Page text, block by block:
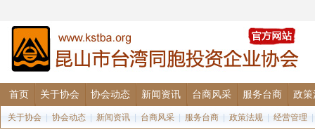
首页 关于协会 协会动态 新闻资讯 台商风采 服务台商 政策
关于协会 协会动态 新闻资讯 台商风采 服务台商 政策法规 经营管理